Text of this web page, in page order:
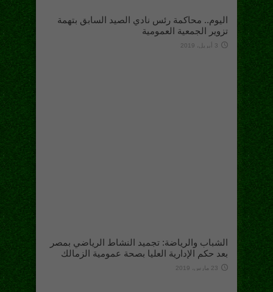
اليوم.. محاكمة رئس نادي الصيد السابق بتهمة
تزوير الجمعية العمومية
3 أبريل، 2019
الشباب والرياضة: تجميد النشاط الرياضي بمصر
بعد حكم الإدارية العليا بصحة عمومية الزمالك
23 مارس، 2019